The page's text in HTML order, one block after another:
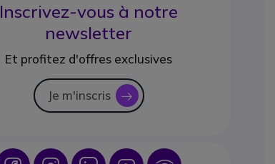
Inscrivez-vous à notre
newsletter
Et profitez d'offres exclusives
Je m'inscris icon